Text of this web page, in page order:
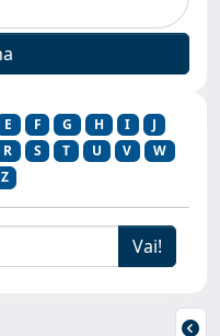
E F G H I
J
R S T U V
W
Z